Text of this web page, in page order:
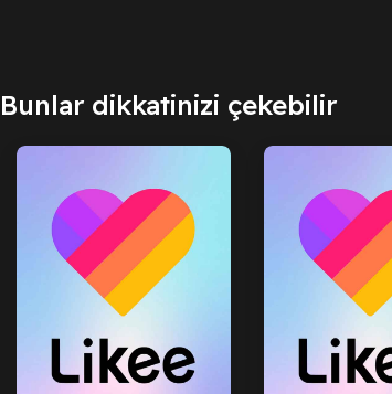
Bunlar dikkatinizi çekebilir